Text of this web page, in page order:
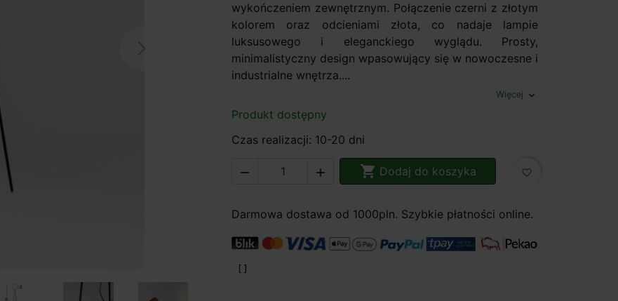
wykończeniem zewnętrznym. Połączenie czerni z złotym
kolorem oraz odcieniami złota, co nadaje lampie
luksusowego i eleganckiego wyglądu. Prosty,
minimalistyczny design wpasowujący się w nowoczesne i
industrialne wnętrza....
Więcej expand_more
Produkt dostępny
Czas realizacji: 10-20 dni
   Dodaj do koszyka favorite_border
Darmowa dostawa od 1000pln. Szybkie płatności online.